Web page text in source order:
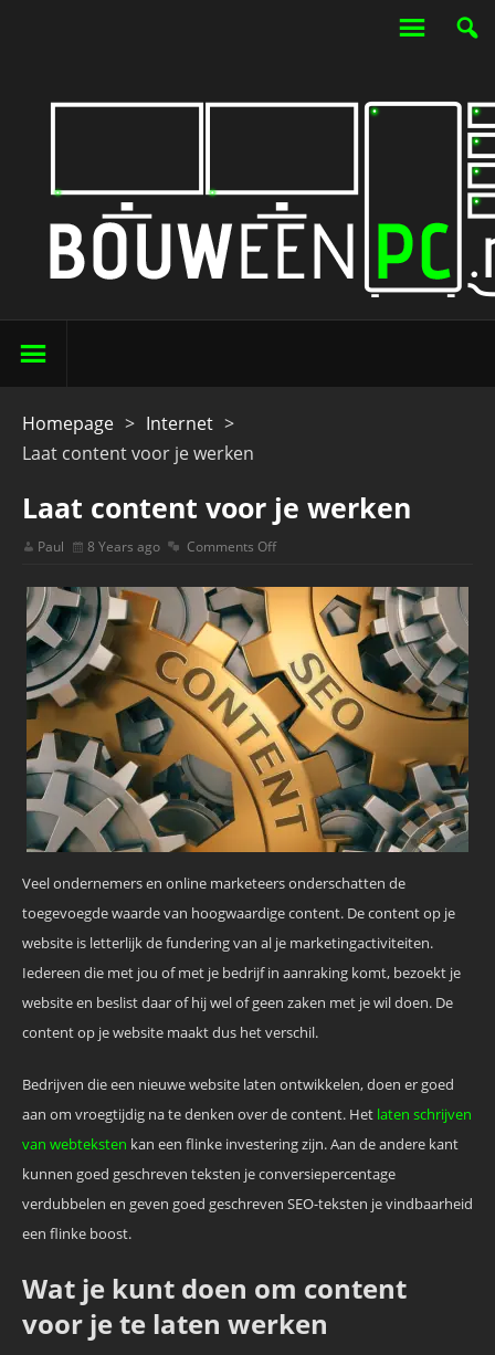
Homepage > Internet >
Laat content voor je werken
Laat content voor je werken
Paul 8 Years ago Comments Off
Veel ondernemers en online marketeers onderschatten de
toegevoegde waarde van hoogwaardige content. De content op je
website is letterlijk de fundering van al je marketingactiviteiten.
Iedereen die met jou of met je bedrijf in aanraking komt, bezoekt je
website en beslist daar of hij wel of geen zaken met je wil doen. De
content op je website maakt dus het verschil.
Bedrijven die een nieuwe website laten ontwikkelen, doen er goed
aan om vroegtijdig na te denken over de content. Het laten schrijven
van webteksten kan een flinke investering zijn. Aan de andere kant
kunnen goed geschreven teksten je conversiepercentage
verdubbelen en geven goed geschreven SEO-teksten je vindbaarheid
een flinke boost.
Wat je kunt doen om content
voor je te laten werken